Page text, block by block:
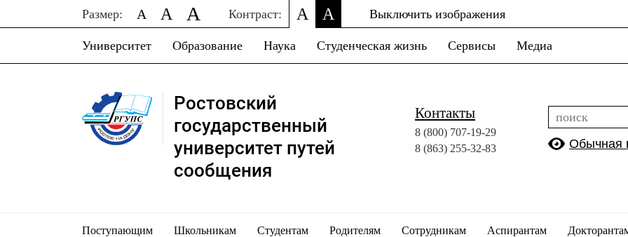
Размер: A A A Контраст: A A Выключить изображения
Университет Образование Наука Студенческая жизнь Сервисы Медиа
Ростовский
государственный
университет путей
сообщения
Контакты
8 (800) 707-19-29
8 (863) 255-32-83 Обычная
Поступающим Школьникам Студентам Родителям Сотрудникам Аспирантам